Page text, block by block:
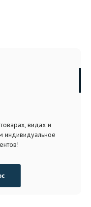
видах и
индивидуальное